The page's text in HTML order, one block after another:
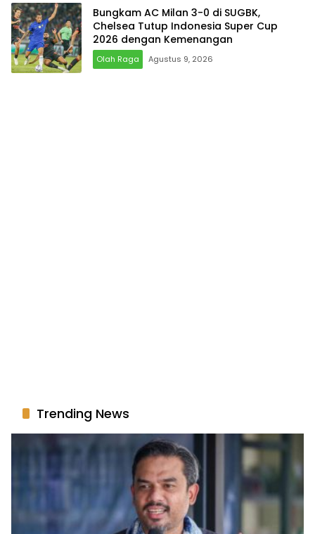
Bungkam AC Milan 3-0 di SUGBK,
Chelsea Tutup Indonesia Super Cup
2026 dengan Kemenangan
Olah Raga Agustus 9, 2026
1
Modal Dapur MBG Capai Rp3 Miliar, Usaha
Mikro Dialihkan Jadi Pemasok
Juli 17, 2026 402